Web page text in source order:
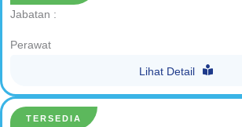
Jabatan :
Perawat
Lihat Detail
TERSEDIA